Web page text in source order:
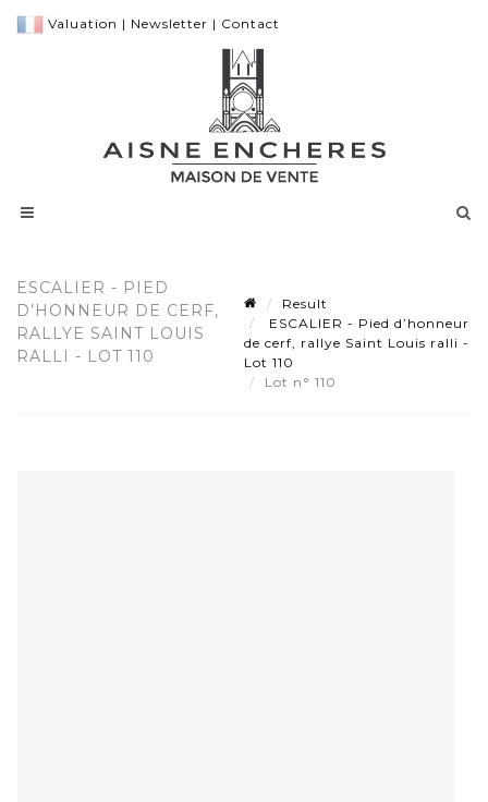
Valuation | Newsletter | Contact
ESCALIER - PIED
D’HONNEUR DE CERF,
RALLYE SAINT LOUIS
RALLI - LOT 110
Result
ESCALIER - Pied d’honneur
de cerf, rallye Saint Louis ralli -
Lot 110
Lot n° 110